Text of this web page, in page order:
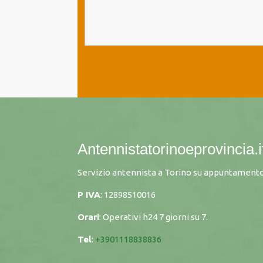
Servizio antennista a Torino su
P IVA: 12898510016
Orari: Operativi h24 7 giorni su 7.
Tel: +3901118838836